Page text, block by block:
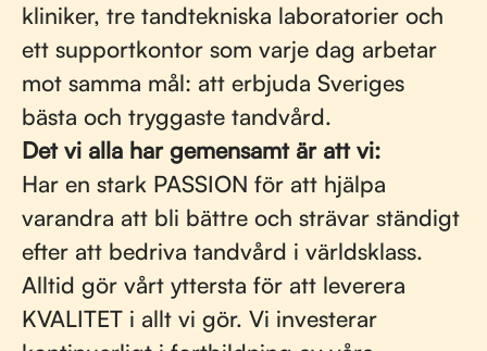
kliniker, tre tandtekniska laboratorier och
ett supportkontor som varje dag arbetar
mot samma mål: att erbjuda Sveriges
bästa och tryggaste tandvård.
Det vi alla har gemensamt är att vi:
Har en stark PASSION för att hjälpa
varandra att bli bättre och strävar ständigt
efter att bedriva tandvård i världsklass.
Alltid gör vårt yttersta för att leverera
KVALITET i allt vi gör. Vi investerar